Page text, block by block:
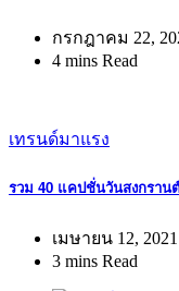
กรกฎาคม 22,
4 mins Read
เทรนด์มาแรง
รวม 40 แคปชั่นวันสงกราน
เมษายน 12, 2021
3 mins Read